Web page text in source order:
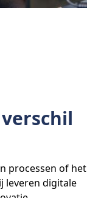
processen of het
leveren digitale